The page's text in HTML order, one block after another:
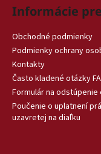
Informácie
Obchodné podmienky
Podmienky ochrany
Kontakty
Často kladené otázky
Formulár na
Poučenie o uplatnení
uzavretej na diaľku